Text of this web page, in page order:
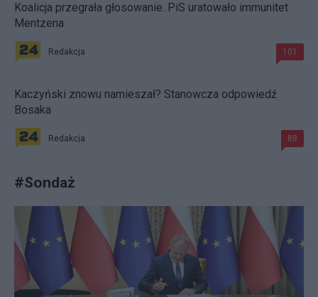
Koalicja przegrała głosowanie. PiS uratowało immunitet
Mentzena
Redakcja 101
Kaczyński znowu namieszał? Stanowcza odpowiedź
Bosaka
Redakcja 88
#Sondaż